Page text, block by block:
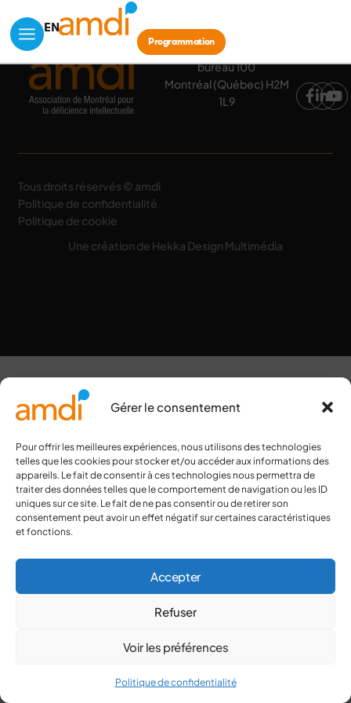
Gérer le consentement
Pour offrir les meilleures expériences, nous utilisons des technologies
telles que les cookies pour stocker et/ou accéder aux informations des
appareils. Le fait de consentir à ces technologies nous permettra de
traiter des données telles que le comportement de navigation ou les ID
uniques sur ce site. Le fait de ne pas consentir ou de retirer son
consentement peut avoir un effet négatif sur certaines caractéristiques
et fonctions.
Accepter
Refuser
Voir les préférences
Politique de confidentialité
EN
Programmation
Programmation
automne 2025
633, boul. Crémazie Est,
bureau 100
Montréal (Québec) H2M
1L9
Tous droits réservés © amdi
Politique de confidentialité
Politique de cookie
Une création de Hekka Design Multimédia